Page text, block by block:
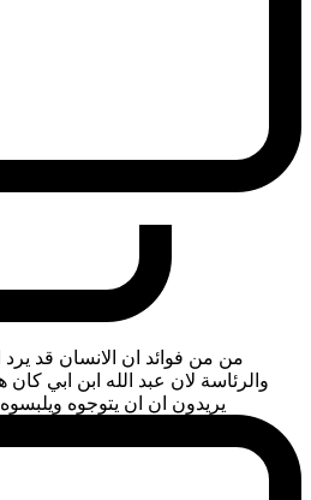
من من فوائد ان الانسان قد
والرئاسة لان عبد الله ابن ابي
يريدون ان ان يتوجوه